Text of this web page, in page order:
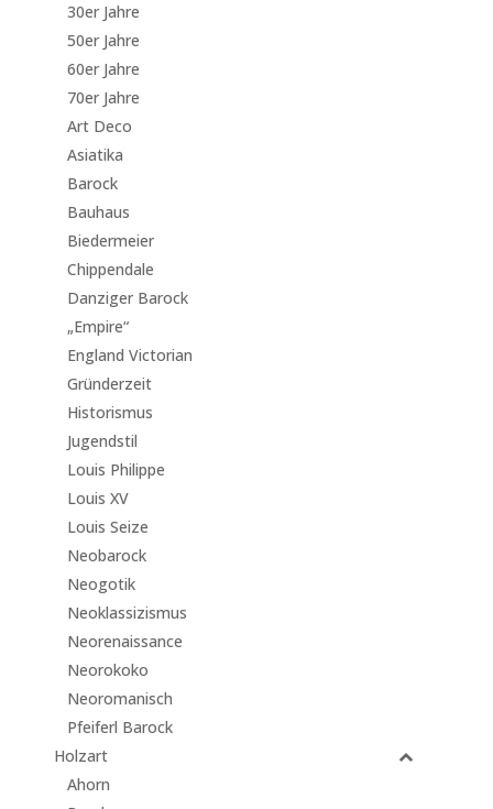
30er Jahre
50er Jahre
60er Jahre
70er Jahre
Art Deco
Asiatika
Barock
Bauhaus
Biedermeier
Chippendale
Danziger Barock
„Empire“
England Victorian
Gründerzeit
Historismus
Jugendstil
Louis Philippe
Louis XV
Louis Seize
Neobarock
Neogotik
Neoklassizismus
Neorenaissance
Neorokoko
Neoromanisch
Pfeiferl Barock
Holzart
Ahorn